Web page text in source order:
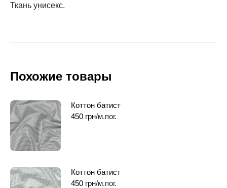
Ткань унисекс.
Похожие товары
Коттон батист
450 грн/м.пог.
Коттон батист
450 грн/м.пог.